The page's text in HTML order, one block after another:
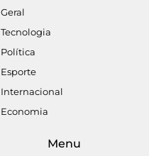
Geral
Tecnologia
Política
Esporte
Internacional
Economia
Menu